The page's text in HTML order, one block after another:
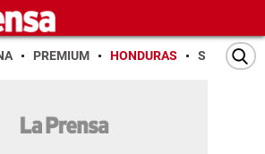
PREMIUM HONDURAS SAN PEDRO